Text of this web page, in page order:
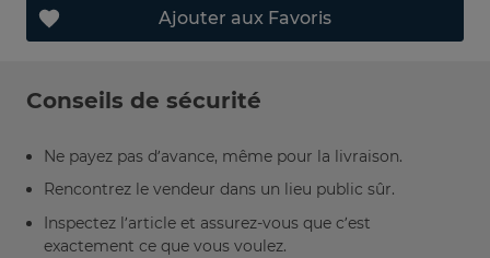
Ajouter aux Favoris
Conseils de sécurité
Ne payez pas d’avance, même pour la livraison.
Rencontrez le vendeur dans un lieu public sûr.
Inspectez l’article et assurez-vous que c’est
exactement ce que vous voulez.